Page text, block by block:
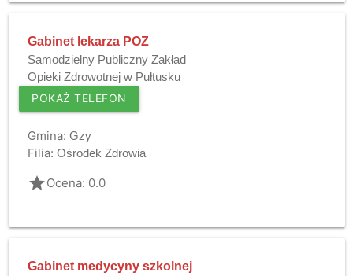
Gabinet lekarza POZ
Samodzielny Publiczny Zakład
Opieki Zdrowotnej w Pułtusku
POKAŻ TELEFON
Gmina: Gzy
Filia: Ośrodek Zdrowia
gradeOcena: 0.0
Gabinet medycyny szkolnej